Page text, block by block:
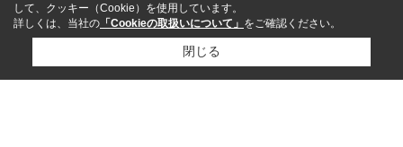
して、クッキー（Cookie）を使用しています。
詳しくは、当社の 「Cookieの取扱いについて」 をご確認ください。
閉じる